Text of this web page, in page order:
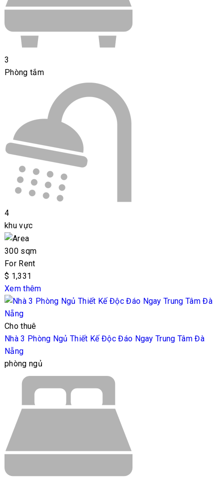
3
Phòng tắm
4
khu vực
300 sqm
For Rent
$ 1,331
Xem thêm
Cho thuê
Nhà 3 Phòng Ngủ Thiết Kế Độc Đáo Ngay Trung Tâm Đà
Nẵng
phòng ngủ